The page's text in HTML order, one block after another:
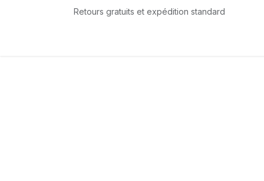
Se rendre au contenuRetours gratuits et expédition standard